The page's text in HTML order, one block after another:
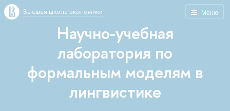
Меню
Высшая школа экономики
Научно-учебная
лаборатория по
формальным моделям в
лингвистике